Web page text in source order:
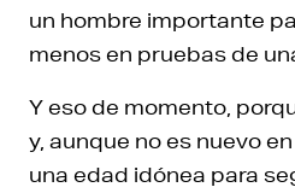
un hombre importante
menos en pruebas de
Y eso de momento,
y, aunque no es nuevo
una edad idónea para